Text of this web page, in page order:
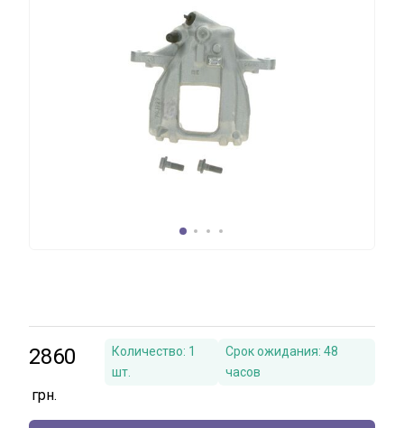
2860 Количество: 1
шт.
Срок ожидания:48
часов